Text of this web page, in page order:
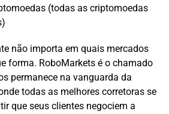
(todas as criptomoedas
não importa em quais mercados
forma. RoboMarkets é o chamado
permanece na vanguarda da
todas as melhores corretoras se
que seus clientes negociem a